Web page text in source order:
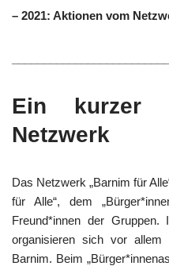
– 2021: Aktionen vom
Ein kurzer
Netzwerk
Das Netzwerk „Barnim für
für Alle“, dem
Freund*innen der
organisieren sich vor allem
Barnim. Beim